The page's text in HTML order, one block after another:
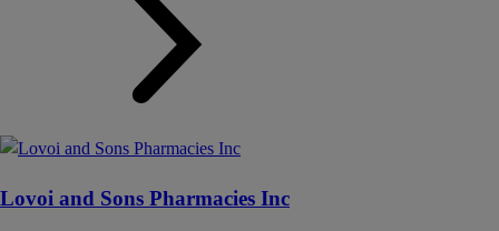
Lovoi and Sons Pharmacies Inc